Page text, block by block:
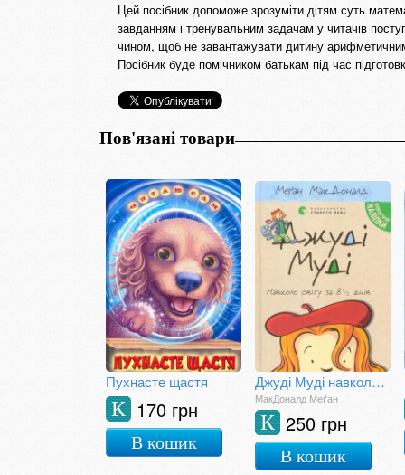
Цей посібник допоможе зрозуміти дітям суть
завданням і тренувальним задачам у читачів
чином, щоб не завантажувати дитину
Посібник буде помічником батькам під час
Пов'язані товари
Пухнасте щастя
170 грн
К
В кошик
Джуді Муді навколо світу за 8 1/2 днів
МакДоналд Меґан
250 грн
К
В кошик